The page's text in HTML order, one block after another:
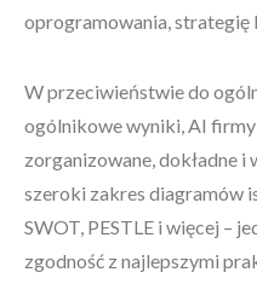
oprogramowania, strategię
W przeciwieństwie do
ogólnikowe wyniki, AI
zorganizowane, dokładne i
szeroki zakres diagramów
SWOT, PESTLE i więcej –
zgodność z najlepszymi